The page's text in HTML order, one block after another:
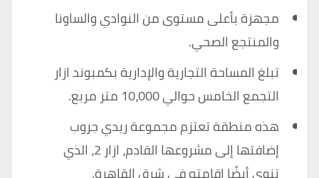
مجهزة بأعلى مستوى من النوادي والساونا
والمنتجع الصحي.
تبلغ المساحة التجارية والإدارية بكمبوند ازار
التجمع الخامس حوالي 10،000 متر مربع.
هذه منطقة تعتزم مجموعة ريدي جروب
إضافتها إلى مشروعها القادم، ازار 2، الذي
تنوي أيضًا إقامته في شرق القاهرة.